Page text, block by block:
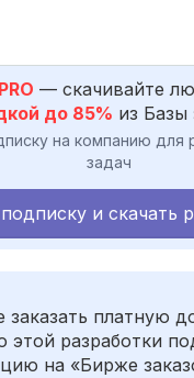
PRO — скачивайте
до 85% из Базы
на компанию для
задач
и скачать
платную
этой разработки
на «Бирже